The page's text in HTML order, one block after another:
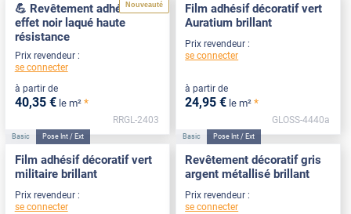
Nouveauté
💪 Revêtement adhésif
effet noir laqué haute
résistance
Prix revendeur :
se connecter
à partir de
40,35 € le m² *
RRGL-2403
Film adhésif décoratif vert
Auratium brillant
Prix revendeur :
se connecter
à partir de
24,95 € le m² *
GLOSS-4440a
Basic Pose Int / Ext
Film adhésif décoratif vert
militaire brillant
Prix revendeur :
se connecter
Basic Pose Int / Ext
Revêtement décoratif gris
argent métallisé brillant
Prix revendeur :
se connecter